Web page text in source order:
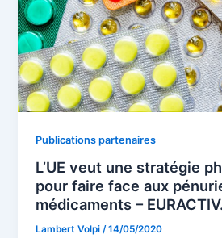
Publications partenaires
L’UE veut une stratégie
pour faire face aux
médicaments –
Lambert Volpi/14/05/2020